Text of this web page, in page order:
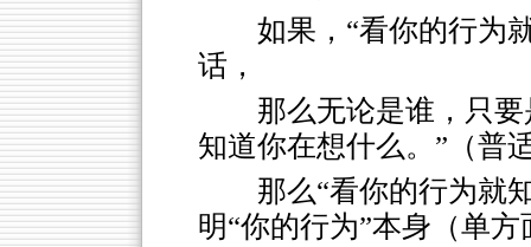
如果，“看你的行为
话，
那么无论是谁，只
知道你在想什么。”（普
那么“看你的行为就
明“你的行为”本身（单